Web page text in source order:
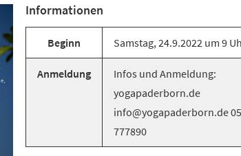
Informationen
Beginn Samstag, 24.9.2022 um 9
Anmeldung
Infos und Anmeldung:
yogapaderborn.de
info@yogapaderborn.de
777890